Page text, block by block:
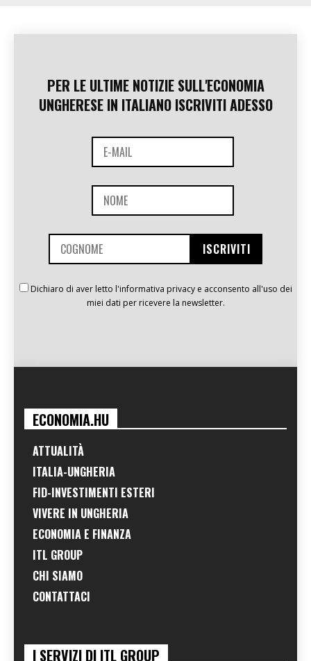
PER LE ULTIME NOTIZIE SULL'ECONOMIA
UNGHERESE IN ITALIANO ISCRIVITI ADESSO
Dichiaro di aver letto l'informativa privacy e acconsento all'uso dei
miei dati per ricevere la newsletter.
ECONOMIA.HU
ATTUALITÀ
ITALIA-UNGHERIA
FID-INVESTIMENTI ESTERI
VIVERE IN UNGHERIA
ECONOMIA E FINANZA
ITL GROUP
CHI SIAMO
CONTATTACI
I SERVIZI DI ITL GROUP